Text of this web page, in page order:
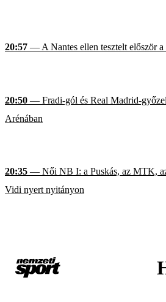
20:57 — A Nantes ellen tesztelt először a
20:50 — Fradi-gól és Real Madrid-
Arénában
20:35 — Női NB I: a Puskás, az MTK,
Vidi nyert nyitányon